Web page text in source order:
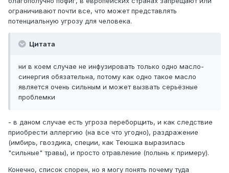
ограничивают почти все, что может представлять
потенциальную угрозу для человека.
Цитата
ни в коем случае не инфузировать только одно масло-
синергия обязательна, потому как одно такое масло
является очень сильным и может вызвать серьёзные
проблемки
- в даном случае есть угроза переборщить, и как следствие
приобрести аллергию (на все что угодно), раздражение
(имбирь, гвоздика, специи, как Теюшка выразилась
"сильные" травы), и просто отравление (полынь к примеру).
Конечно, список спорен, но я могу понять почему туда